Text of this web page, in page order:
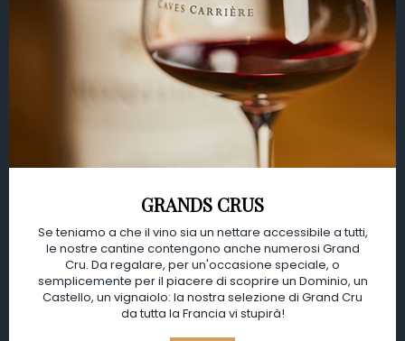
GRANDS CRUS
Se teniamo a che il vino sia un nettare accessibile a tutti,
le nostre cantine contengono anche numerosi Grand
Cru. Da regalare, per un'occasione speciale, o
semplicemente per il piacere di scoprire un Dominio, un
Castello, un vignaiolo: la nostra selezione di Grand Cru
da tutta la Francia vi stupirà!